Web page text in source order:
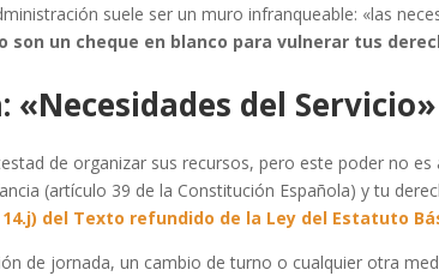
suele ser un muro infranqueable: «las
son un cheque en blanco para vulnerar tus
«Necesidades del
de organizar sus recursos, pero este poder no
(artículo 39 de la Constitución Española) y tu
del Texto refundido de la Ley del Estatuto
de jornada, un cambio de turno o cualquier otra